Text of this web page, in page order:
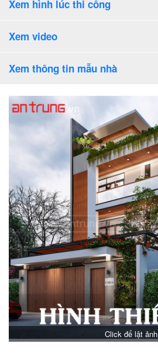
Xem hình lúc thi công
Xem video
Xem thông tin mẫu nhà
Diện tích xây dựng :573m2
Số tầng cao :
tầng
Bề rộng mặt tiền :10m
Click để lật ảnh